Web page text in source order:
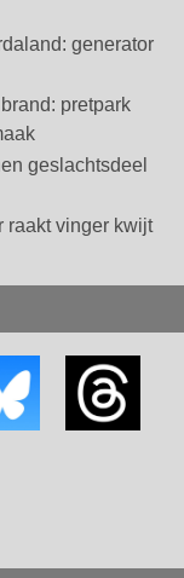
generator
pretpark
geslachtsdeel
raakt vinger kwijt